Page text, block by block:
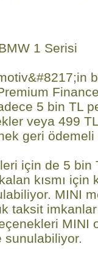
1 Serisi
5 bin TL
veya 499
geri
için de 5 bin
kısmı için
MINI
taksit
MINI
sunulabiliyor.